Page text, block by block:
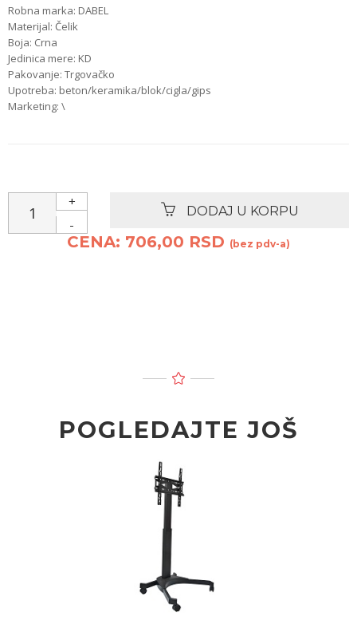
Robna marka: DABEL
Materijal: Čelik
Boja: Crna
Jedinica mere: KD
Pakovanje: Trgovačko
Upotreba: beton/keramika/blok/cigla/gips
Marketing: \
+
-
DODAJ U KORPU
CENA: 706,00 RSD (bez pdv-a)
POGLEDAJTE JOŠ